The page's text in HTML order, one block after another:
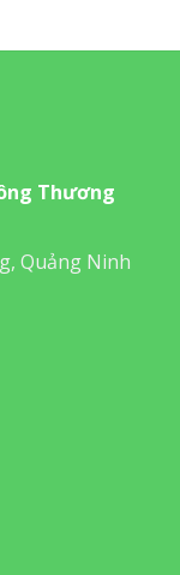
Thương
Quảng Ninh